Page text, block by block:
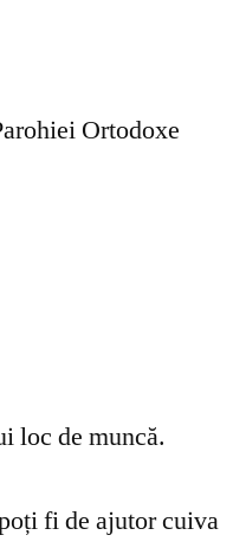
Ortodoxe
loc de muncă.
fi de ajutor cuiva